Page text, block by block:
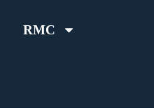
RMC